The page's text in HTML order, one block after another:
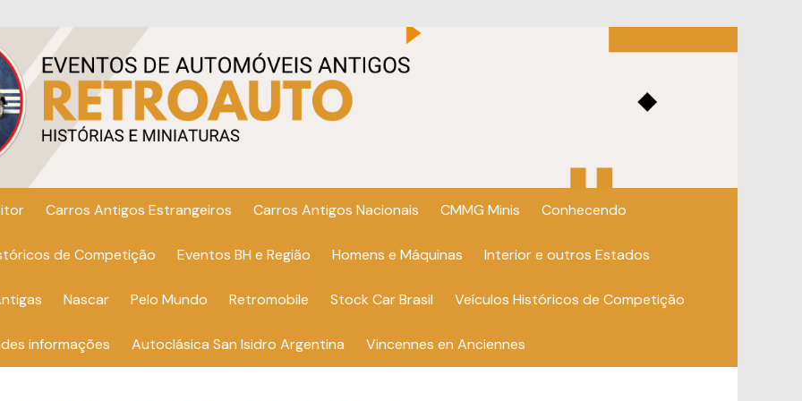
Carros Antigos Estrangeiros Carros Antigos Nacionais CMMG Minis Conhecendo
de Competição Eventos BH e Região Homens e Máquinas Interior e outros Estados
Nascar Pelo Mundo Retromobile Stock Car Brasil Veículos Históricos de Competição
informações Autoclásica San Isidro Argentina Vincennes en Anciennes